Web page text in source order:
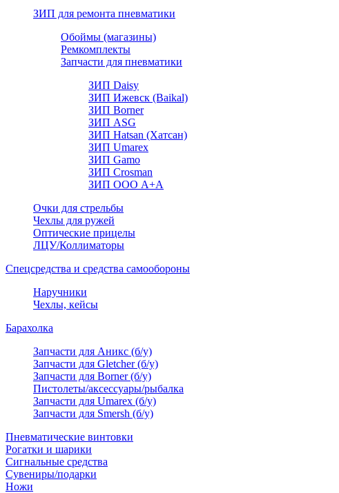
ЗИП для ремонта пневматики
Обоймы (магазины)
Ремкомплекты
Запчасти для пневматики
ЗИП Daisy
ЗИП Ижевск (Baikal)
ЗИП Borner
ЗИП ASG
ЗИП Hatsan (Хатсан)
ЗИП Umarex
ЗИП Gamo
ЗИП Crosman
ЗИП ООО А+А
Очки для стрельбы
Чехлы для ружей
Оптические прицелы
ЛЦУ/Коллиматоры
Спецсредства и средства самообороны
Наручники
Чехлы, кейсы
Барахолка
Запчасти для Аникс (б/у)
Запчасти для Gletcher (б/у)
Запчасти для Borner (б/у)
Пистолеты/аксессуары/рыбалка
Запчасти для Umarex (б/у)
Запчасти для Smersh (б/у)
Пневматические винтовки
Рогатки и шарики
Сигнальные средства
Сувениры/подарки
Ножи